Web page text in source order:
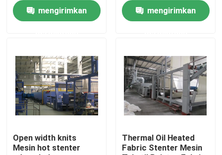
Rumah
Tentang kami
Tur Pabrik
Kontrol kualitas
mengirimkan
mengirimkan
Open width knits
Mesin hot stenter
Thermal Oil Heated
Fabric Stenter Mesin